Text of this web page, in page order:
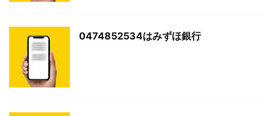
0474852534はみずほ銀行